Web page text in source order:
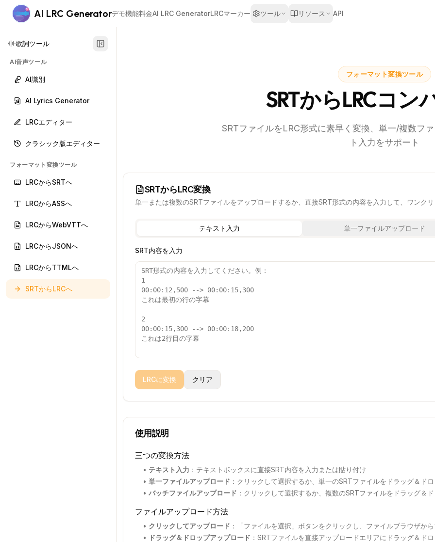
AI LRC Generatorデモ機能料金AI LRC GeneratorLRCマーカー ツール リソース API
歌詞ツール
AI音声ツール
AI識別
AI Lyrics Generator
LRCエディター
クラシック版エディター
フォーマット変換ツール
LRCからSRTへ
LRCからASSへ
LRCからWebVTTへ
LRCからJSONへ
LRCからTTMLへ
SRTからLRCへ
フォーマット変換ツール
SRTからLRCコン
SRTファイルをLRC形式に素早く変換、単一/複数フ
ト入力をサポート
SRTからLRC変換
単一または複数のSRTファイルをアップロードするか、直接SRT形式の内容を入力して、ワンク
テキスト入力 単一ファイルアップロード
SRT内容を入力
LRCに変換 クリア
使用説明
三つの変換方法
• テキスト入力 ： テキストボックスに直接SRT内容を入力または貼り付け
• 単一ファイルアップロード ： クリックして選択するか、単一のSRTファイルをドラッグ＆ド
• バッチファイルアップロード ： クリックして選択するか、複数のSRTファイルをドラッグ＆
ファイルアップロード方法
• クリックしてアップロード ：
「ファイルを選択」ボタンをクリックし、ファイルブラウザか
•
ドラッグ＆ドロップアップロード ： SRTファイルを直接アップロードエリアにドラッグ＆ド